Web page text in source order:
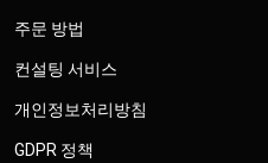
주문 방법
컨설팅 서비스
개인정보처리방침
GDPR 정책